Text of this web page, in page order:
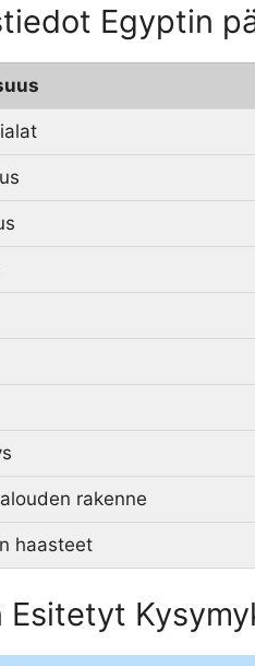
Egyptin
rakenne
haasteet
Esitetyt